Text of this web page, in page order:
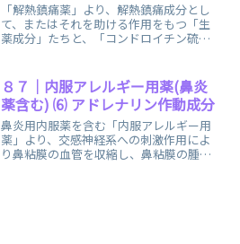
「解熱鎮痛薬」より、解熱鎮痛成分とし
て、またはそれを助ける作用をもつ「生
薬成分」たちと、「コンドロイチン硫酸
８７｜内服アレルギー用薬(鼻炎
薬含む) ⑹ アドレナリン作動成分
鼻炎用内服薬を含む「内服アレルギー用
薬」より、交感神経系への刺激作用によ
り鼻粘膜の血管を収縮し、鼻粘膜の腫れ